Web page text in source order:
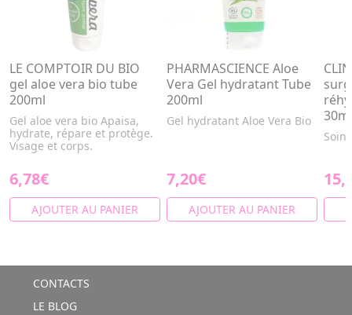
LE COMPTOIR DU BIO
gel aloe vera bio tube
200ml
Gel aloe vera bio Apaisa,
hydrate, répare et protège.
Visage et corps.
6,78€
AJOUTER AU PANIER
PHARMASCIENCE Aloe
Vera Gel hydratant Tube
200ml
Gel hydratant Aloe Vera Bio
7,20€
AJOUTER AU PANIER
30ml
Soin
CONTACTS
LE BLOG